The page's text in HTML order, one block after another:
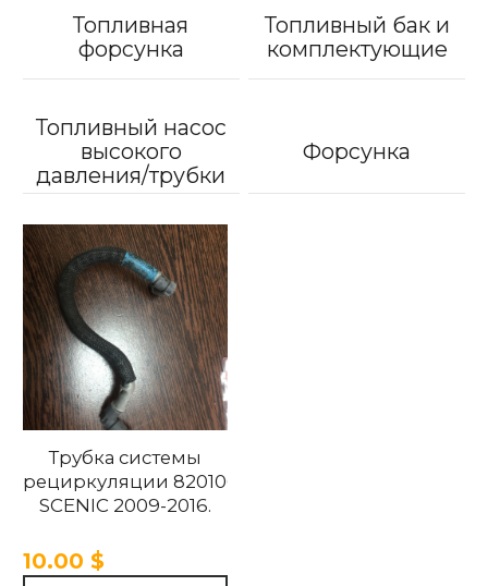
Топливная
форсунка
Топливный бак и
комплектующие
Топливный насос
высокого
давления/трубки
Форсунка
Трубка системы
рециркуляции 8201067589 RENAULT
SCENIC 2009-2016.
10.00 $